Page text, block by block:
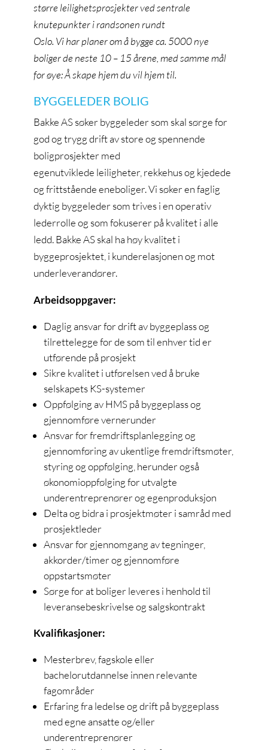
større leilighetsprosjekter ved sentrale
knutepunkter i randsonen rundt
Oslo. Vi har planer om å bygge ca. 5000 nye
boliger de neste 10 – 15 årene, med samme mål
for øye: Å skape hjem du vil hjem til.
BYGGELEDER BOLIG
Bakke AS søker byggeleder som skal sørge for
god og trygg drift av store og spennende
boligprosjekter med
egenutviklede leiligheter, rekkehus og kjedede
og frittstående eneboliger. Vi søker en faglig
dyktig byggeleder som trives i en operativ
lederrolle og som fokuserer på kvalitet i alle
ledd. Bakke AS skal ha høy kvalitet i
byggeprosjektet, i kunderelasjonen og mot
underleverandører.
Arbeidsoppgaver:
Daglig ansvar for drift av byggeplass og
tilrettelegge for de som til enhver tid er
utførende på prosjekt
Sikre kvalitet i utførelsen ved å bruke
selskapets KS-systemer
Oppfølging av HMS på byggeplass og
gjennomføre vernerunder
Ansvar for fremdriftsplanlegging og
gjennomføring av ukentlige fremdriftsmøter,
styring og oppfølging, herunder også
økonomioppfølging for utvalgte
underentreprenører og egenproduksjon
Delta og bidra i prosjektmøter i samråd med
prosjektleder
Ansvar for gjennomgang av tegninger,
akkorder/timer og gjennomføre
oppstartsmøter
Sørge for at boliger leveres i henhold til
leveransebeskrivelse og salgskontrakt
Kvalifikasjoner:
Mesterbrev, fagskole eller
bachelorutdannelse innen relevante
fagområder
Erfaring fra ledelse og drift på byggeplass
med egne ansatte og/eller
underentreprenører